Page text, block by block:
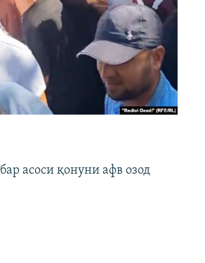
асоси қонуни афв озод